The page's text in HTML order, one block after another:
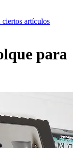
ciertos artículos
para